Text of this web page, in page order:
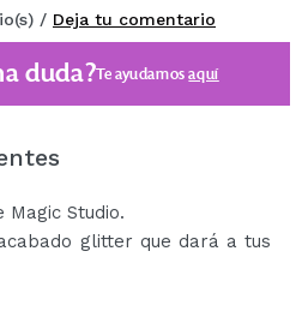
/ Deja tu comentario
duda?Te ayudamosaquí
Magic Studio.
glitter que dará a tus
de textura cremosa y un